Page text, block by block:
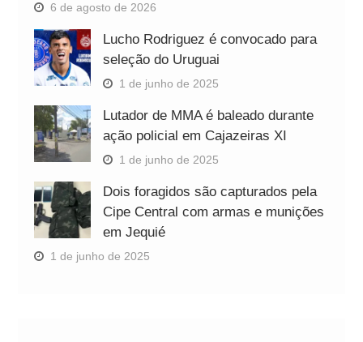
6 de agosto de 2026
Lucho Rodriguez é convocado para
seleção do Uruguai
1 de junho de 2025
Lutador de MMA é baleado durante
ação policial em Cajazeiras XI
1 de junho de 2025
Dois foragidos são capturados pela
Cipe Central com armas e munições
em Jequié
1 de junho de 2025